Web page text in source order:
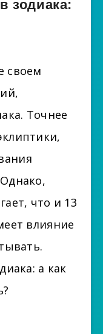
зодиака:
своем
Точнее
что и 13
влияние
а как